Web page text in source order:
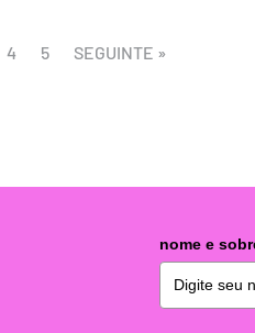
4 5 SEGUINTE »
nome e